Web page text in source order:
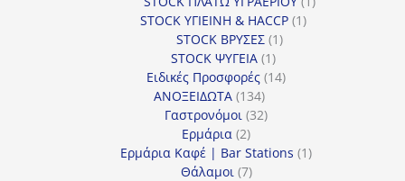
STOCK ΥΓΙΕΙΝΗ & HACCP 11
STOCK ΒΡΥΣΕΣ 11
STOCK ΨΥΓΕΙΑ 11
προϊόν
Ειδικές Προσφορές 1414
ΑΝΟΞΕΙΔΩΤΑ 134134
προϊόντα
Γαστρονόμοι 3232
Ερμάρια 22
προϊόντα
Ερμάρια Καφέ | Bar Stations 11
Θάλαμοι 77